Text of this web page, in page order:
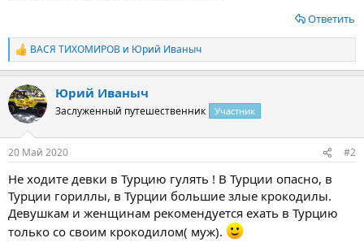
Ответить
Р
е
к
ц
и
ВАСЯ ТИХОМИРОВ и Юрий Иваныч
Юрий Иваныч
Заслуженный путешественник Участник
20 Май 2020 #2
Не ходите девки в Турцию гулять ! В Турции опасно, в
Турции гориллы, в Турции большие злые крокодилы.
Девушкам и женщинам рекомендуется ехать в Турцию
только со своим крокодилом( муж).